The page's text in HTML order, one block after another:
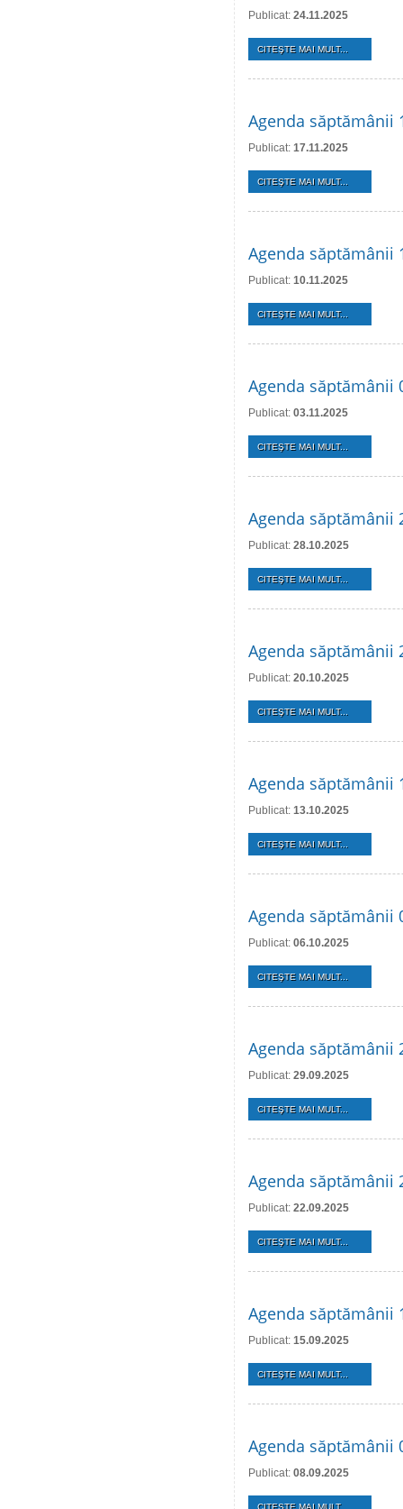
Publicat: 24.11.2025
CITEŞTE MAI MULT...
Agenda săptămânii
Publicat: 17.11.2025
CITEŞTE MAI MULT...
Agenda săptămânii
Publicat: 10.11.2025
CITEŞTE MAI MULT...
Agenda săptămânii
Publicat: 03.11.2025
CITEŞTE MAI MULT...
Agenda săptămânii
Publicat: 28.10.2025
CITEŞTE MAI MULT...
Agenda săptămânii
Publicat: 20.10.2025
CITEŞTE MAI MULT...
Agenda săptămânii
Publicat: 13.10.2025
CITEŞTE MAI MULT...
Agenda săptămânii
Publicat: 06.10.2025
CITEŞTE MAI MULT...
Agenda săptămânii
Publicat: 29.09.2025
CITEŞTE MAI MULT...
Agenda săptămânii
Publicat: 22.09.2025
CITEŞTE MAI MULT...
Agenda săptămânii
Publicat: 15.09.2025
CITEŞTE MAI MULT...
Agenda săptămânii
Publicat: 08.09.2025
CITEŞTE MAI MULT...